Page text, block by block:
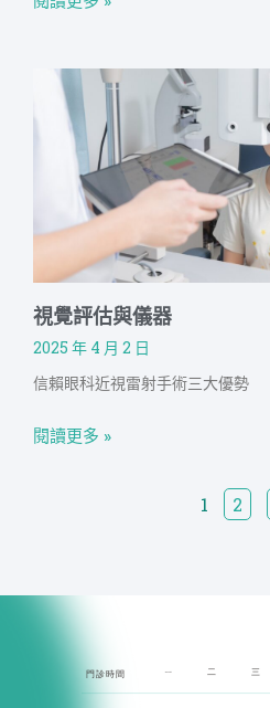
視覺評估與儀器
2025 年 4 月 2 日
信賴眼科近視雷射手術三大優勢
閱讀更多 »
1 2